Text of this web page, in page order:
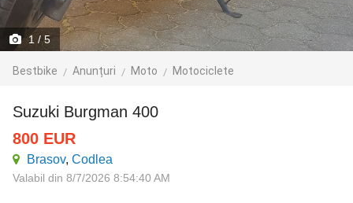
1 / 5
Bestbike Anunțuri Moto Motociclete
suzuki Burgman 400
800 EUR
Brasov, Codlea
Valabil din 8/7/2026 8:54:40 AM